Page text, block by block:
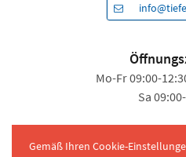
Mo-Fr 09:00-
Sa
Gemäß Ihren Cookie-